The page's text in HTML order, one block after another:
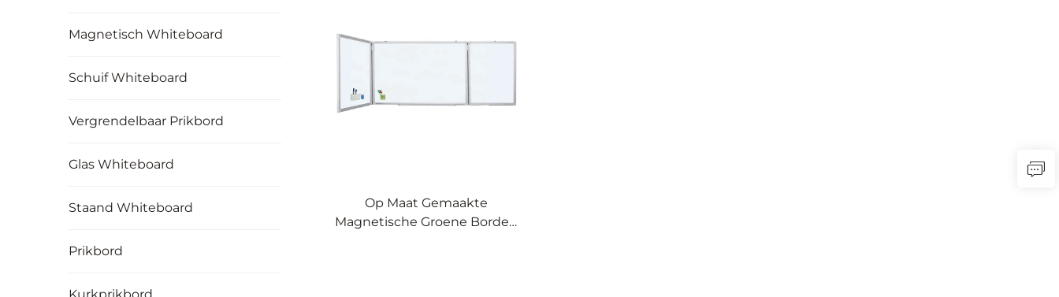
Magnetisch Whiteboard
Schuif Whiteboard
Vergrendelbaar Prikbord
Glas Whiteboard
Staand Whiteboard
Prikbord
Kurkprikbord
Op Maat Gemaakte
Magnetische Groene Borden